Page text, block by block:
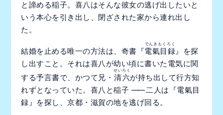
と諦める稲子。喜八はそんな彼女の逃げ出したいと
いう本心を引き出し、閉ざされた家から連れ出し
た。
結婚を止める唯一の方法は、奇書『電氣目録
でんきもくろく
』を探
し出すこと。それは喜八が幼い頃に書いた電気に関
する予言書で、かつて兄・ 清六
せいろく
が持ち出して行方知
れずとなっていた。喜八と稲子 ―― 二人は『電氣目
録』を探し、京都・滋賀の地を逃げ回る。